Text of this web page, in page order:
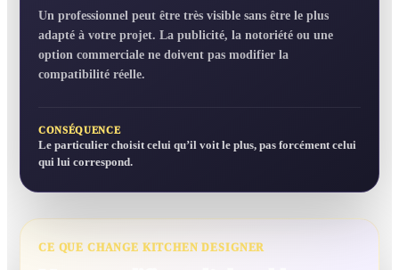
Un professionnel peut être très visible sans être le plus
adapté à votre projet. La publicité, la notoriété ou une
option commerciale ne doivent pas modifier la
compatibilité réelle.
CONSÉQUENCE
Le particulier choisit celui qu’il voit le plus, pas forcément celui
qui lui correspond.
CE QUE CHANGE KITCHEN DESIGNER